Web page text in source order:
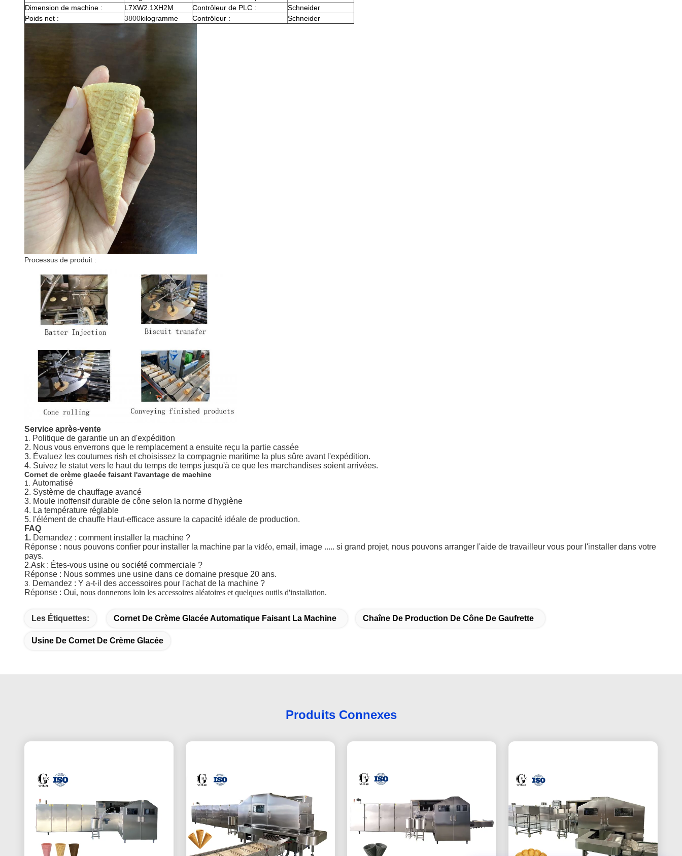
Dimension de machine :
L7XW2.1XH2M Contrôleur de PLC :
Schneider
Poids net :
3800kilogramme Contrôleur : Schneider
Processus de produit :
Service après-vente
1.
Politique de garantie un an d'expédition
2. Nous vous enverrons que le remplacement a ensuite reçu la partie cassée
3. Évaluez les coutumes rish et choisissez la compagnie maritime la plus sûre avant l'expédition.
4. Suivez le statut vers le haut du temps de temps jusqu'à ce que les marchandises soient arrivées.
Cornet de crème glacée faisant l'avantage de machine
1. Automatisé
2. Système de chauffage avancé
3. Moule inoffensif durable de cône selon la norme d'hygiène
4. La température réglable
5. l'élément de chauffe Haut-efficace assure la capacité idéale de production.
FAQ
1. Demandez : comment installer la machine ?
Réponse : nous pouvons confier pour installer la machine par la vidéo, email, image ..... si grand projet, nous pouvons arranger l'aide de travailleur vous pour l'installer dans votre
pays.
2.Ask : Êtes-vous usine ou société commerciale ?
Réponse : Nous sommes une usine dans ce domaine presque 20 ans.
3.
Demandez : Y a-t-il des accessoires pour l'achat de la machine ?
Réponse : Oui, nous donnerons loin les accessoires aléatoires et quelques outils d'installation.
Les Étiquettes: Cornet De Crème Glacée Automatique Faisant La Machine Chaîne De Production De Cône De Gaufrette
Usine De Cornet De Crème Glacée
Produits Connexes